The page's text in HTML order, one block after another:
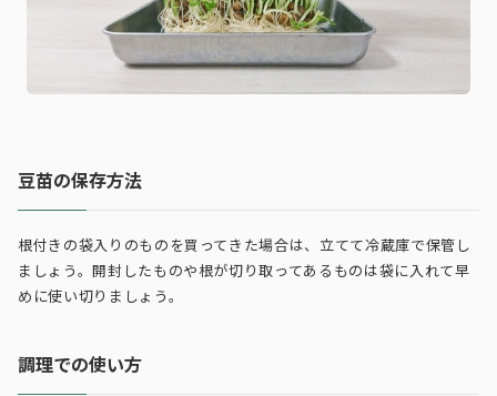
豆苗の保存方法
根付きの袋入りのものを買ってきた場合は、立てて冷蔵庫で保管し
ましょう。開封したものや根が切り取ってあるものは袋に入れて早
めに使い切りましょう。
調理での使い方